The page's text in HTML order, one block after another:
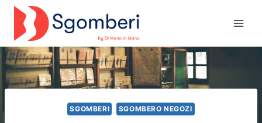
Salta
contenuto
SGOMBERI SGOMBERO NEGOZI